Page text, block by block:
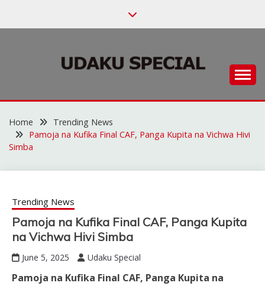
UDAKU SPECIAL
Home
Trending News
Pamoja na Kufika Final CAF, Panga Kupita na Vichwa Hivi
Simba
Trending News
Pamoja na Kufika Final CAF, Panga Kupita
na Vichwa Hivi Simba
June 5, 2025 Udaku Special
Pamoja na Kufika Final CAF, Panga Kupita na